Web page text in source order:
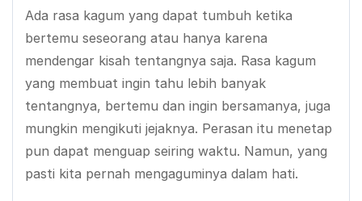
Ada rasa kagum yang dapat tumbuh ketika
bertemu seseorang atau hanya karena
mendengar kisah tentangnya saja. Rasa kagum
yang membuat ingin tahu lebih banyak
tentangnya, bertemu dan ingin bersamanya, juga
mungkin mengikuti jejaknya. Perasan itu menetap
pun dapat menguap seiring waktu. Namun, yang
pasti kita pernah mengaguminya dalam hati.